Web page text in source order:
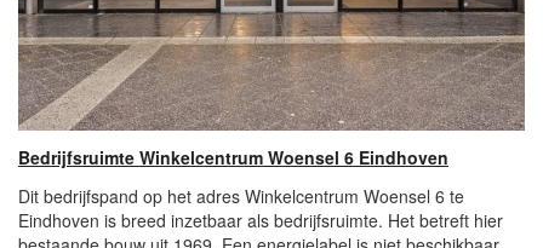
Bedrijfsruimte Winkelcentrum Woensel 6 Eindhoven
Dit bedrijfspand op het adres Winkelcentrum Woensel 6 te
Eindhoven is breed inzetbaar als bedrijfsruimte. Het betreft hier